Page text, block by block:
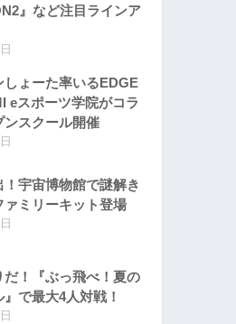
』など注目ラインア
しょーた率いるEDGE
eスポーツ学院がコラ
ンスクール開催
！宇宙博物館で謎解き
ァミリーキット登場
だ！『ぶっ飛べ！夏の
で最大4人対戦！